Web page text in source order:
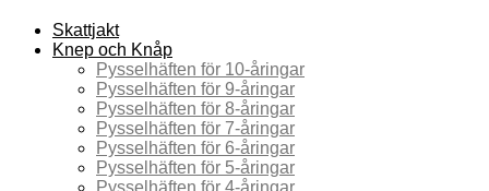
Skattjakt
Knep och Knåp
Pysselhäften för 10-åringar
Pysselhäften för 9-åringar
Pysselhäften för 8-åringar
Pysselhäften för 7-åringar
Pysselhäften för 6-åringar
Pysselhäften för 5-åringar
Pysselhäften för 4-åringar